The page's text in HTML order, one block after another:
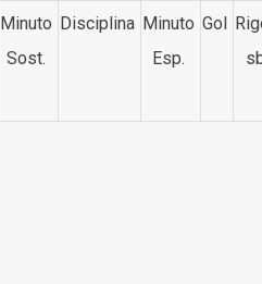
Minuto
Sost.
Disciplina Minuto
Esp.
Gol